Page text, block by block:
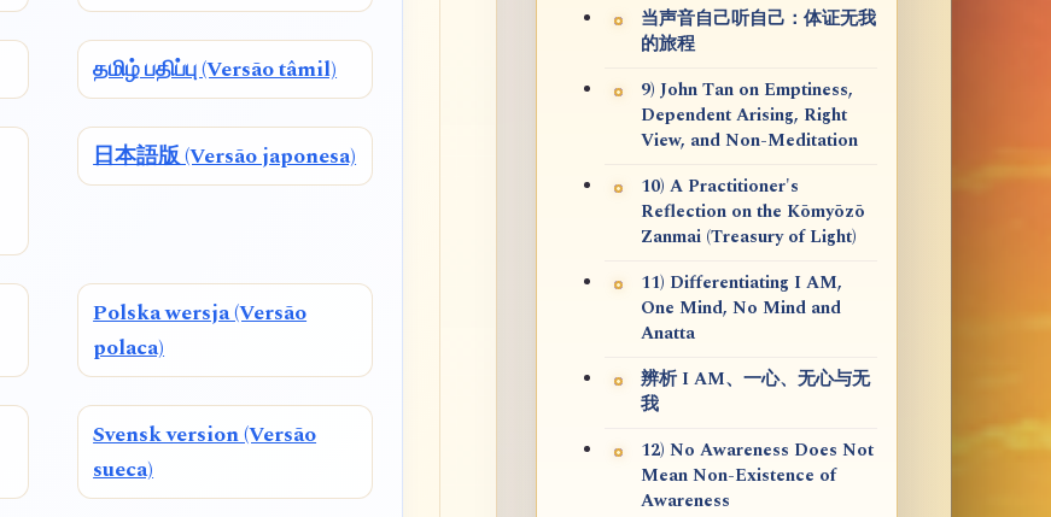
தமிழ் பதிப்பு (Versão tâmil)
日本語版 (Versão japonesa)
Polska wersja (Versão
polaca)
Svensk version (Versão
sueca)
当声音自己听自己：体证无我
的旅程
9) John Tan on Emptiness,
Dependent Arising, Right
View, and Non-Meditation
10) A Practitioner's
Reflection on the Kōmyōzō
Zanmai (Treasury of Light)
11) Differentiating I AM,
One Mind, No Mind and
Anatta
辨析 I AM、一心、无心与无
我
12) No Awareness Does Not
Mean Non-Existence of
Awareness